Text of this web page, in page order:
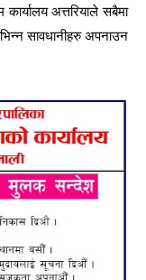
अत्तरियाले सबैमा
सावधानीहरु अपनाउन